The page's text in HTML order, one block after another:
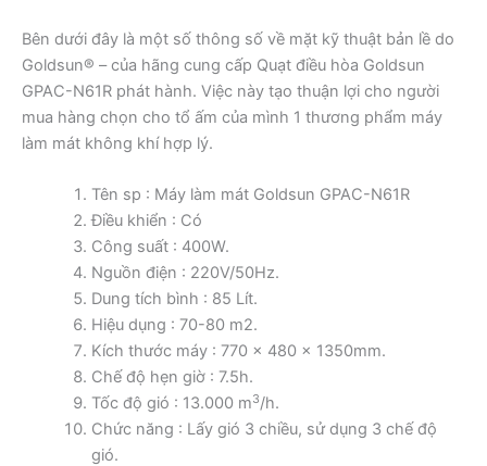
Bên dưới đây là một số thông số về mặt kỹ thuật bản lề do
Goldsun® – của hãng cung cấp Quạt điều hòa Goldsun
GPAC-N61R phát hành. Việc này tạo thuận lợi cho người
mua hàng chọn cho tổ ấm của mình 1 thương phẩm máy
làm mát không khí hợp lý.
Tên sp : Máy làm mát Goldsun GPAC-N61R
Điều khiển : Có
Công suất : 400W.
Nguồn điện : 220V/50Hz.
Dung tích bình : 85 Lít.
Hiệu dụng : 70-80 m2.
Kích thước máy : 770 x 480 x 1350mm.
Chế độ hẹn giờ : 7.5h.
Tốc độ gió : 13.000 m3/h.
Chức năng : Lấy gió 3 chiều, sử dụng 3 chế độ
gió.